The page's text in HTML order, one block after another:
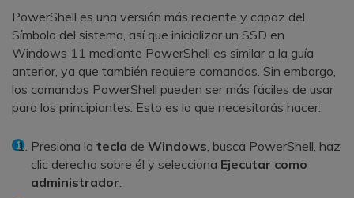
PowerShell es una versión más reciente y capaz del
Símbolo del sistema, así que inicializar un SSD en
Windows 11 mediante PowerShell es similar a la guía
anterior, ya que también requiere comandos. Sin embargo,
los comandos PowerShell pueden ser más fáciles de usar
para los principiantes. Esto es lo que necesitarás hacer:
Presiona la tecla de Windows , busca PowerShell, haz
clic derecho sobre él y selecciona Ejecutar como
administrador